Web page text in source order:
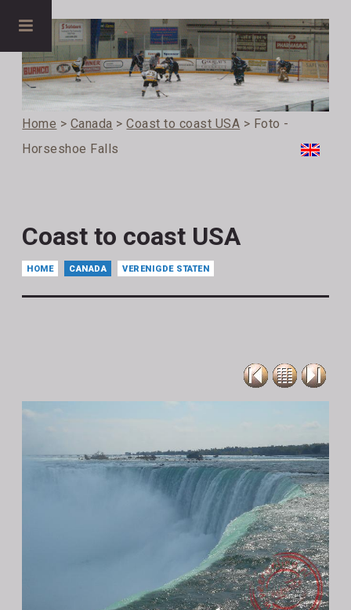
Home > Canada >Coast to coast USA > Foto -
Horseshoe Falls
Coast to coast USA
HOME CANADA VERENIGDE STATEN